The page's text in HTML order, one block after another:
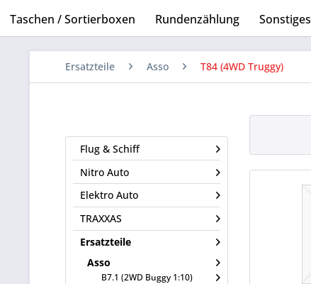
Taschen / Sortierboxen
Rundenzählung Sonstiges
Ersatzteile Asso T84 (4WD Truggy)
Flug & Schiff
Nitro Auto
Elektro Auto
TRAXXAS
Ersatzteile
Asso
B7.1 (2WD Buggy 1:10)